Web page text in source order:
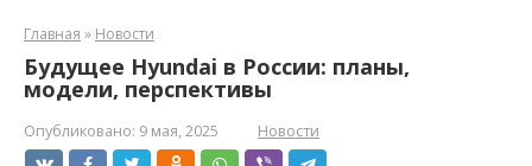
Главная » Новости
Будущее Hyundai в России: планы,
модели, перспективы
Опубликовано: 9 мая, 2025 Новости